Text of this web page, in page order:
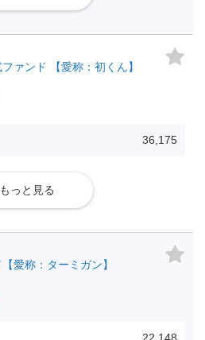
ァンド 【愛称：初くん】
36,175
もっと見る
愛称：ターミガン】